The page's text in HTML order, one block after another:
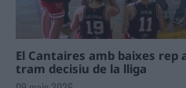
El Cantaires amb baixes rep
tram decisiu de la lliga